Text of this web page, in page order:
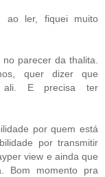
ao ler, fiquei muito
parecer da thalita.
quer dizer que
ali. E precisa ter
por quem está
por transmitir
view e ainda que
Bom momento pra